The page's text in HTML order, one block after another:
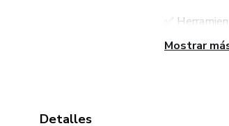
✅
Mostrar
Detalles